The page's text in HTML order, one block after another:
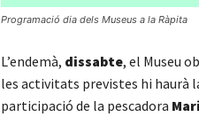
Programació dia dels Museus a la Ràpita
L’endemà, dissabte, el Museu
les activitats previstes hi haurà
participació de la pescadora